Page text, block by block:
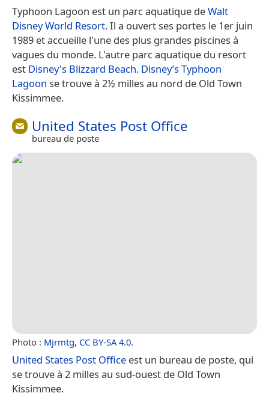
Typhoon Lagoon est un parc aquatique deWalt
Disney World Resort. Il a ouvert ses portes le 1er juin
1989 et accueille l'une des plus grandes piscines à
vagues du monde. L'autre parc aquatique du resort
est Disney's Blizzard Beach. Disney’s Typhoon
Lagoon se trouve à 2½ milles au nord de Old Town
Kissimmee.
United States Post Office
bureau de poste
Photo : Mjrmtg, CC BY-SA 4.0.
United States Post Office est un bureau de poste, qui
se trouve à 2 milles au sud-ouest de Old Town
Kissimmee.